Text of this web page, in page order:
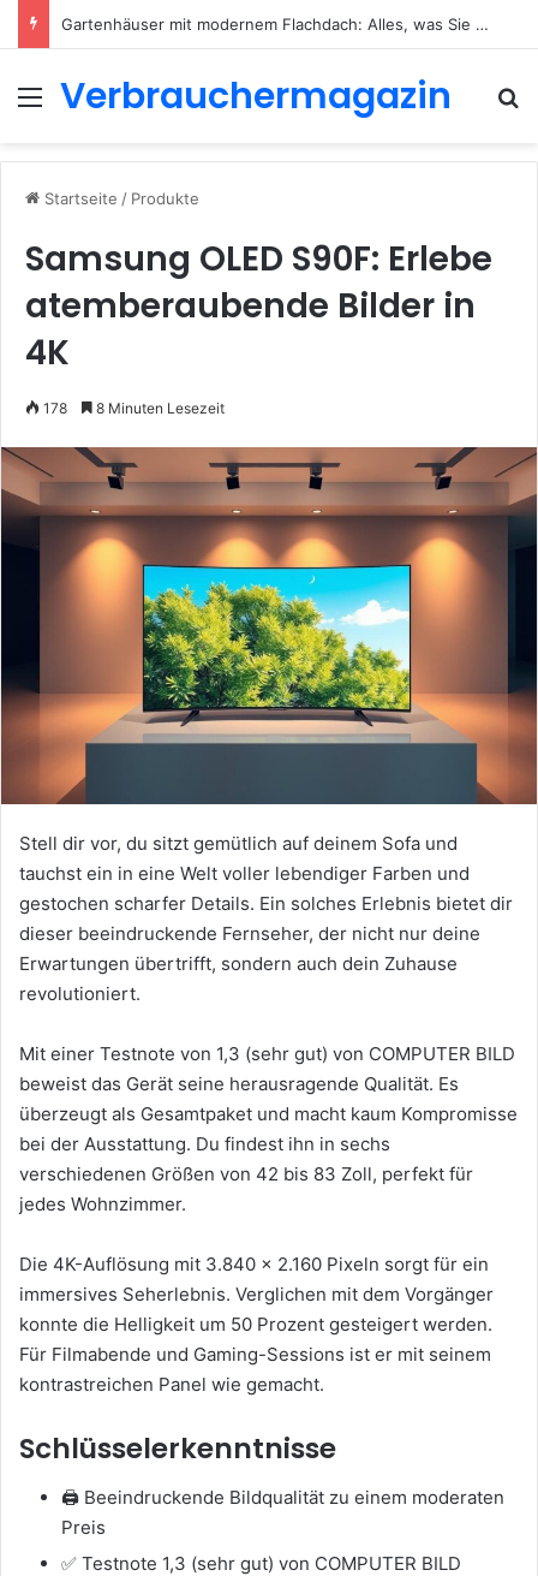
Gartenhäuser mit modernem Flachdach: Alles, was Sie 2026 wissen müssen
Menü
Verbrauchermagazin
Startseite / Produkte
Samsung OLED S90F: Erlebe
atemberaubende Bilder in
4K
178 8 Minuten Lesezeit
Stell dir vor, du sitzt gemütlich auf deinem Sofa und
tauchst ein in eine Welt voller lebendiger Farben und
gestochen scharfer Details. Ein solches Erlebnis bietet dir
dieser beeindruckende Fernseher, der nicht nur deine
Erwartungen übertrifft, sondern auch dein Zuhause
revolutioniert.
Mit einer Testnote von 1,3 (sehr gut) von COMPUTER BILD
beweist das Gerät seine herausragende Qualität. Es
überzeugt als Gesamtpaket und macht kaum Kompromisse
bei der Ausstattung. Du findest ihn in sechs
verschiedenen Größen von 42 bis 83 Zoll, perfekt für
jedes Wohnzimmer.
Die 4K-Auflösung mit 3.840 x 2.160 Pixeln sorgt für ein
immersives Seherlebnis. Verglichen mit dem Vorgänger
konnte die Helligkeit um 50 Prozent gesteigert werden.
Für Filmabende und Gaming-Sessions ist er mit seinem
kontrastreichen Panel wie gemacht.
Schlüsselerkenntnisse
🖨️ Beeindruckende Bildqualität zu einem moderaten
Preis
✅ Testnote 1,3 (sehr gut) von COMPUTER BILD